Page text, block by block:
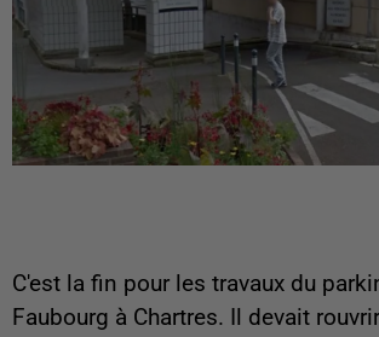
C'est la fin pour les travaux du
Faubourg à Chartres. Il devait